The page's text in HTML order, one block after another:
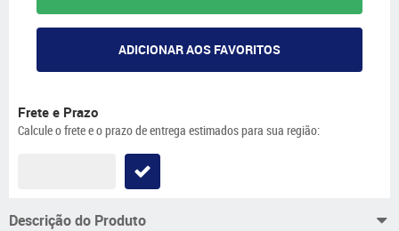
ADICIONAR AOS FAVORITOS
Frete e Prazo
Calcule o frete e o prazo de entrega estimados para sua região:
Descrição do Produto